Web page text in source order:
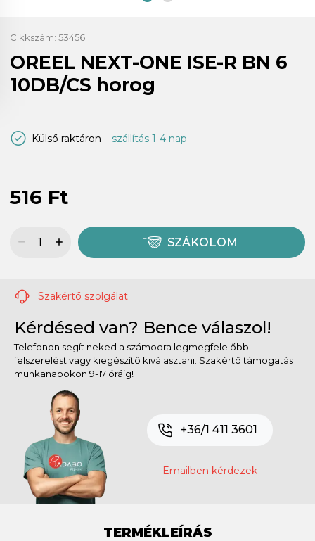
Cikkszám: 53456
OREEL NEXT-ONE ISE-R BN 6
10DB/CS horog
Külső raktáron szállítás 1-4 nap
516 Ft
SZÁKOLOM
Szakértő szolgálat
Kérdésed van? Bence válaszol!
Telefonon segít neked a számodra legmegfelelőbb
felszerelést vagy kiegészítő kiválasztani. Szakértő támogatás
munkanapokon 9-17 óráig!
+36/1 411 3601
Emailben kérdezek
TERMÉKLEÍRÁS